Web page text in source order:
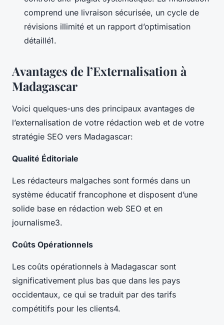
comprend une livraison sécurisée, un cycle de
révisions illimité et un rapport d’optimisation
détaillé1.
Avantages de l’Externalisation à
Madagascar
Voici quelques-uns des principaux avantages de
l’externalisation de votre rédaction web et de votre
stratégie SEO vers Madagascar:
Qualité Éditoriale
Les rédacteurs malgaches sont formés dans un
système éducatif francophone et disposent d’une
solide base en rédaction web SEO et en
journalisme3.
Coûts Opérationnels
Les coûts opérationnels à Madagascar sont
significativement plus bas que dans les pays
occidentaux, ce qui se traduit par des tarifs
compétitifs pour les clients4.